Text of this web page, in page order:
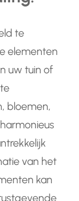
te
elementen
uw tuin of
bloemen,
van het
kan